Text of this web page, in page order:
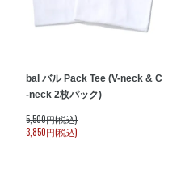
bal バル Pack Tee (V-neck & C
-neck 2枚パック)
5,500円(税込)
3,850円(税込)